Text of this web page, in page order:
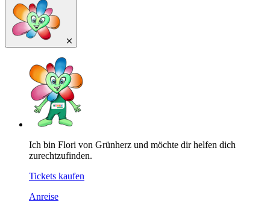
Ich bin Flori von Grünherz und möchte dir helfen dich
zurechtzufinden.
Tickets kaufen
Anreise